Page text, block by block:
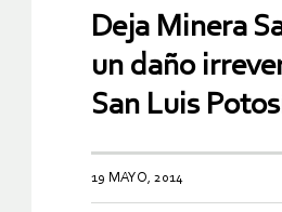
Deja Minera
un daño
San Luis
19 MAYO, 2014